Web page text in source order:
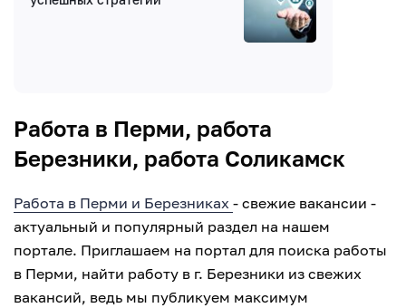
Введите код:
Работа в Перми, работа
Березники, работа Соликамск
Работа в Перми и Березниках - свежие вакансии -
актуальный и популярный раздел на нашем
портале. Приглашаем на портал для поиска работы
в Перми, найти работу в г. Березники из свежих
вакансий, ведь мы публикуем максимум